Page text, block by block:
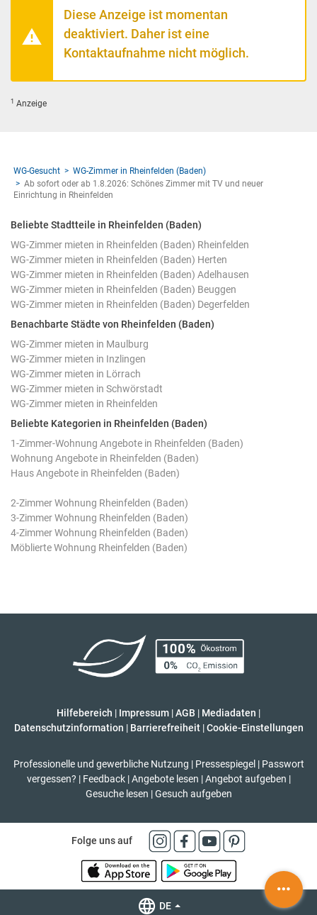
Diese Anzeige ist momentan
deaktiviert. Daher ist eine
Kontaktaufnahme nicht möglich.
1 Anzeige
WG-Gesucht
WG-Zimmer in Rheinfelden (Baden)
Ab sofort oder ab 1.8.2026: Schönes Zimmer mit TV und neuer
Einrichtung in Rheinfelden
Beliebte Stadtteile in Rheinfelden (Baden)
WG-Zimmer mieten in Rheinfelden (Baden) Rheinfelden
WG-Zimmer mieten in Rheinfelden (Baden) Herten
WG-Zimmer mieten in Rheinfelden (Baden) Adelhausen
WG-Zimmer mieten in Rheinfelden (Baden) Beuggen
WG-Zimmer mieten in Rheinfelden (Baden) Degerfelden
Benachbarte Städte von Rheinfelden (Baden)
WG-Zimmer mieten in Maulburg
WG-Zimmer mieten in Inzlingen
WG-Zimmer mieten in Lörrach
WG-Zimmer mieten in Schwörstadt
WG-Zimmer mieten in Rheinfelden
Beliebte Kategorien in Rheinfelden (Baden)
1-Zimmer-Wohnung Angebote in Rheinfelden (Baden)
Wohnung Angebote in Rheinfelden (Baden)
Haus Angebote in Rheinfelden (Baden)
2-Zimmer Wohnung Rheinfelden (Baden)
3-Zimmer Wohnung Rheinfelden (Baden)
4-Zimmer Wohnung Rheinfelden (Baden)
Möblierte Wohnung Rheinfelden (Baden)
Hilfebereich | Impressum |AGB | Mediadaten |
Datenschutzinformation | Barrierefreiheit | Cookie-Einstellungen
Professionelle und gewerbliche Nutzung | Pressespiegel | Passwort
vergessen? | Feedback | Angebote lesen | Angebot aufgeben |
Gesuche lesen | Gesuch aufgeben
Folge uns auf
DE